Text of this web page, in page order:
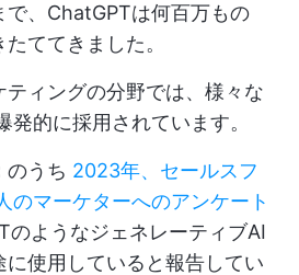
で、ChatGPTは何百万もの
ててきました。
ィングの分野では、様々な
的に採用されています。
のうち 2023年、セールスフ
のマーケターへのアンケート
のようなジェネレーティブAI
使用していると報告してい